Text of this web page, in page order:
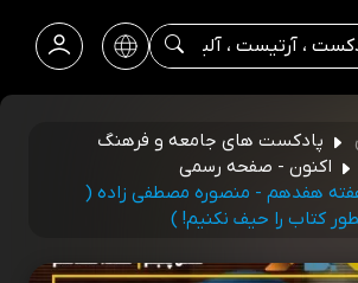
پادکست های جامعه و فرهنگ
اکنون - صفحه رسمی
۵ هفته هفدهم - منصوره مصطفی زاده (
کتاب را حیف نکنیم! )